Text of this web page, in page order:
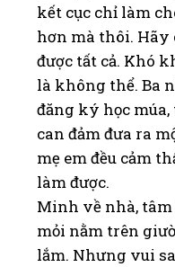
kết cục chỉ làm
hơn mà thôi. Hãy
được tất cả. Khó
là không thể. Ba
đăng ký học
can đảm đưa ra
mẹ em đều cảm
làm được.
Minh về nhà,
mỏi nằm trên
lắm. Nhưng vui